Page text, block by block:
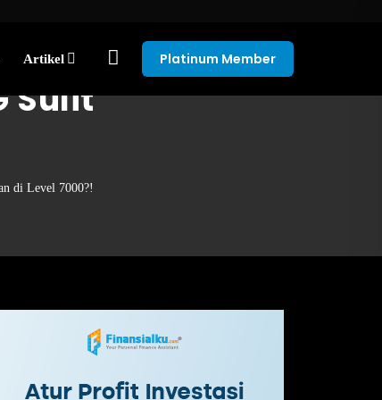
Artikel Platinum Member
Sulit
di Level 7000?!